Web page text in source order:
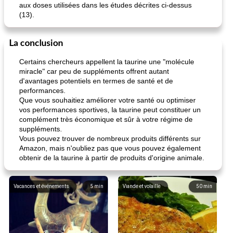
aux doses utilisées dans les études décrites ci-dessus
(13).
La conclusion
Certains chercheurs appellent la taurine une "molécule
miracle" car peu de suppléments offrent autant
d'avantages potentiels en termes de santé et de
performances.
Que vous souhaitiez améliorer votre santé ou optimiser
vos performances sportives, la taurine peut constituer un
complément très économique et sûr à votre régime de
suppléments.
Vous pouvez trouver de nombreux produits différents sur
Amazon, mais n'oubliez pas que vous pouvez également
obtenir de la taurine à partir de produits d'origine animale.
5min
Vacances et événements 50 min
Viande et volaille